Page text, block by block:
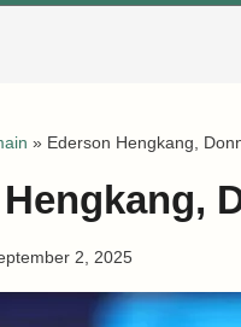
» Ederson Hengkang,
2, 2025